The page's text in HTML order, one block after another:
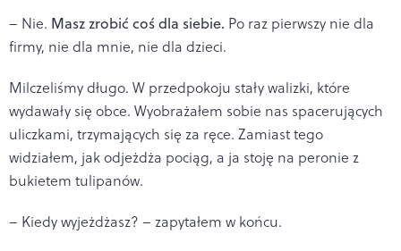
– Nie. Masz zrobić coś dla siebie. Po raz pierwszy nie dla
firmy, nie dla mnie, nie dla dzieci.
Milczeliśmy długo. W przedpokoju stały walizki, które
wydawały się obce. Wyobrażałem sobie nas spacerujących
uliczkami, trzymających się za ręce. Zamiast tego
widziałem, jak odjeżdża pociąg, a ja stoję na peronie z
bukietem tulipanów.
– Kiedy wyjeżdżasz? – zapytałem w końcu.